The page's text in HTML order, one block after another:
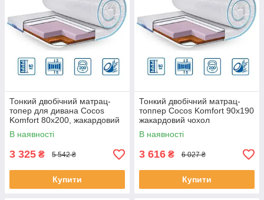
Тонкий двобічний матрац-
топер для дивана Cocos
Komfort 80x200, жакардовий
чохол TM Euroseep
В наявності
3 325 ₴ 5 542 ₴
Купити
Тонкий двобічний матрац-
топпер Cocos Komfort 90x190
жакардовий чохол
В наявності
3 616 ₴ 6 027 ₴
Купити